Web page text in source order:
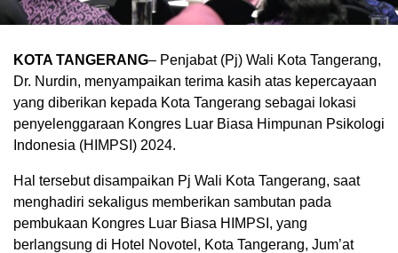
KOTA TANGERANG– Penjabat (Pj) Wali Kota Tangerang,
Dr. Nurdin, menyampaikan terima kasih atas kepercayaan
yang diberikan kepada Kota Tangerang sebagai lokasi
penyelenggaraan Kongres Luar Biasa Himpunan Psikologi
Indonesia (HIMPSI) 2024.
Hal tersebut disampaikan Pj Wali Kota Tangerang, saat
menghadiri sekaligus memberikan sambutan pada
pembukaan Kongres Luar Biasa HIMPSI, yang
berlangsung di Hotel Novotel, Kota Tangerang, Jum’at